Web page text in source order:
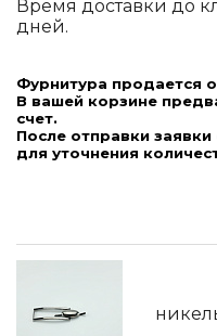
Время доставки до
дней.
Фурнитура продается
В вашей корзине
счет.
После отправки
для уточнения